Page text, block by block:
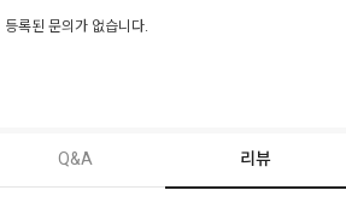
등록된 문의가 없습니다.
Q&A 리뷰